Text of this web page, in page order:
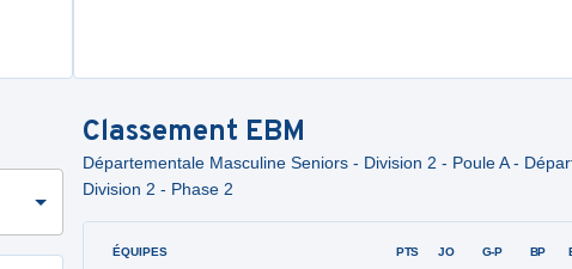
Classement EBM
Départementale Masculine Seniors - Division 2 - Poule A -
Division 2 - Phase 2
ÉQUIPES PTS JO G-P BP